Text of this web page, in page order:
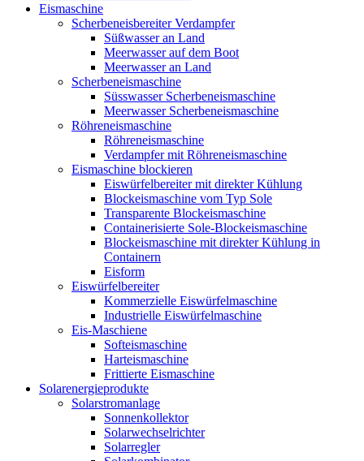
Eismaschine
Scherbeneisbereiter Verdampfer
Süßwasser an Land
Meerwasser auf dem Boot
Meerwasser an Land
Scherbeneismaschine
Süsswasser Scherbeneismaschine
Meerwasser Scherbeneismaschine
Röhreneismaschine
Röhreneismaschine
Verdampfer mit Röhreneismaschine
Eismaschine blockieren
Eiswürfelbereiter mit direkter Kühlung
Blockeismaschine vom Typ Sole
Transparente Blockeismaschine
Containerisierte Sole-Blockeismaschine
Blockeismaschine mit direkter Kühlung in
Containern
Eisform
Eiswürfelbereiter
Kommerzielle Eiswürfelmaschine
Industrielle Eiswürfelmaschine
Eis-Maschiene
Softeismaschine
Harteismaschine
Frittierte Eismaschine
Solarenergieprodukte
Solarstromanlage
Sonnenkollektor
Solarwechselrichter
Solarregler